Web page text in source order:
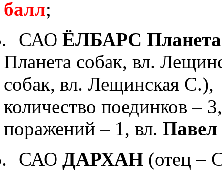
балл;
САО ЁЛБАРС Планета
Планета собак, вл.
собак, вл. Лещинская С.),
количество поединков –
поражений – 1, вл. Павел
САО ДАРХАН (отец –